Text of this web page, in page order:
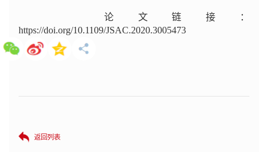
论文链接：
https://doi.org/10.1109/JSAC.2020.3005473
返回列表